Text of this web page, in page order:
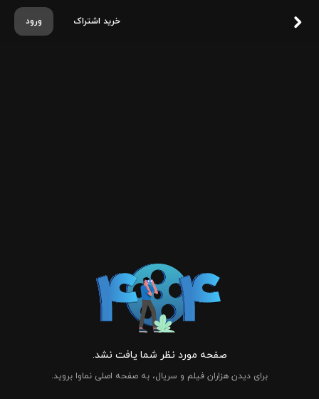
ورود خرید اشتراک
صفحه مورد نظر شما یافت نشد.
برای دیدن هزاران فیلم و سریال، به صفحه اصلی نماوا بروید.